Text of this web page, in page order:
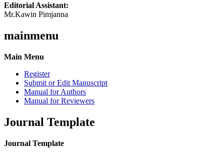
Editorial Assistant:
Mr.Kawin Pimjanna
mainmenu
Main Menu
Register
Submit or Edit Manuscript
Manual for Authors
Manual for Reviewers
Journal Template
Journal Template